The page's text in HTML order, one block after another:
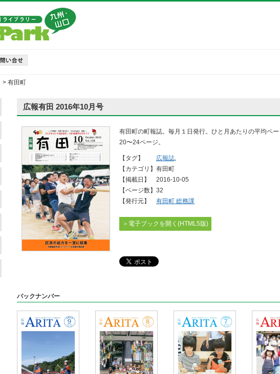
> 有田町
広報有田 2016年10月号
有田町の町報誌。毎月１日発行。ひと月あたりの平均ペ
20〜24ページ。
【タグ】 広報誌,
【カテゴリ】 有田町
【掲載日】
2016-10-05
【ページ数】 32
【発行元】
有田町 総務課
＞電子ブックを開く(HTML5版)
バックナンバー